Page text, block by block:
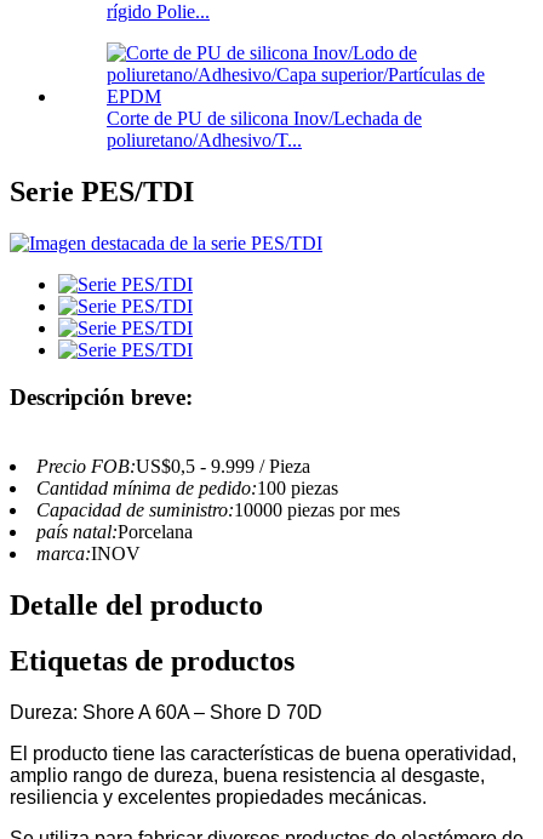
rígido Polie...
Corte de PU de silicona Inov/Lechada de
poliuretano/Adhesivo/T...
Serie PES/TDI
Descripción breve:
Precio FOB:US$0,5 - 9.999 / Pieza
Cantidad mínima de pedido:100 piezas
Capacidad de suministro:10000 piezas por mes
país natal:Porcelana
marca:INOV
Detalle del producto
Etiquetas de productos
Dureza: Shore A 60A – Shore D 70D
El producto tiene las características de buena operatividad,
amplio rango de dureza, buena resistencia al desgaste,
resiliencia y excelentes propiedades mecánicas.